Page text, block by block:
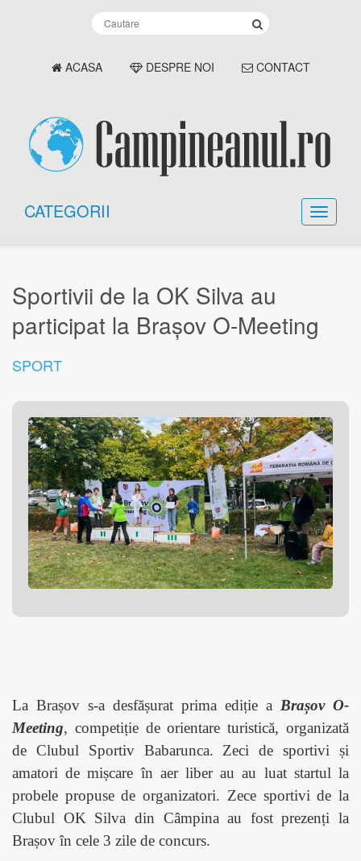
ACASA DESPRE NOI CONTACT
CATEGORII
Sportivii de la OK Silva au
participat la Brașov O-Meeting
SPORT
La Brașov s-a desfășurat prima ediție a Brașov O-
Meeting, competiție de orientare turistică, organizată
de Clubul Sportiv Babarunca. Zeci de sportivi și
amatori de mișcare în aer liber au au luat startul la
probele propuse de organizatori. Zece sportivi de la
Clubul OK Silva din Câmpina au fost prezenți la
Brașov în cele 3 zile de concurs.